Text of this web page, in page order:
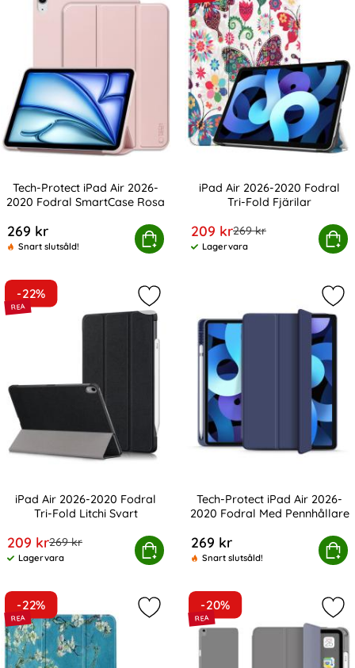
Tech-Protect iPad Air 2026-
2020 Fodral SmartCase Rosa
269 kr
Snart slutsåld!
Köp
Protect iPad Air 2026-2020 Fodral SmartCase Rosa
iPad Air 2026-2020 Fodral
Tri-Fold Fjärilar
rea pris
209 krtidigare pris
269 kr
Tillgänglighet:
Lagervara
Köp
iPad Air 2026-2020
-22%
iPad Air 2026-2020 Fodral
Tri-Fold Litchi Svart
rea pris
209 krtidigare pris
269 kr
Tillgänglighet:
Lagervara
Köp
iPad Air 2026-2020 Fodral Tri-Fold Litchi Svart
Markera iPad Air 2026-2020
Tech-Protect iPad Air 2026-
2020 Fodral Med Pennhållare
269 kr
Snart slutsåld!
Köp
Tech-Protect iPad Air 2026-
-22%
Markera iPad Air 2026-2020
-20%